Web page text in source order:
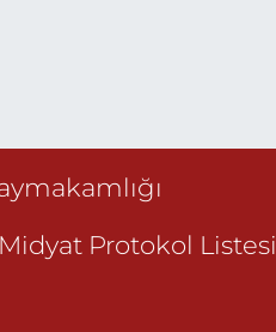
Midyat Protokol Listesi